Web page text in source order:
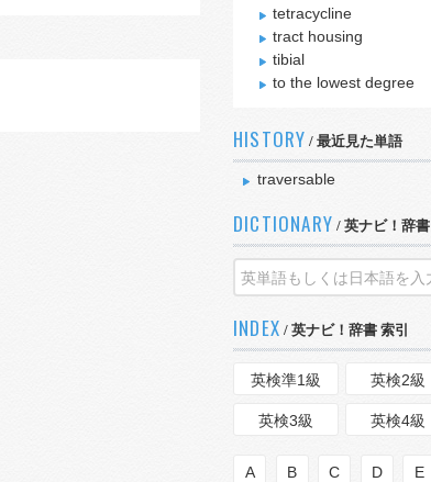
tetracycline
tract housing
tibial
to the lowest degree
HISTORY / 最近見た単語
traversable
DICTIONARY / 英ナビ！辞書
INDEX / 英ナビ！辞書 索引
英検準1級 英検2級
英検3級 英検4級
A B C D E